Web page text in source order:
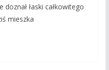
łaski całkowitego
mieszka